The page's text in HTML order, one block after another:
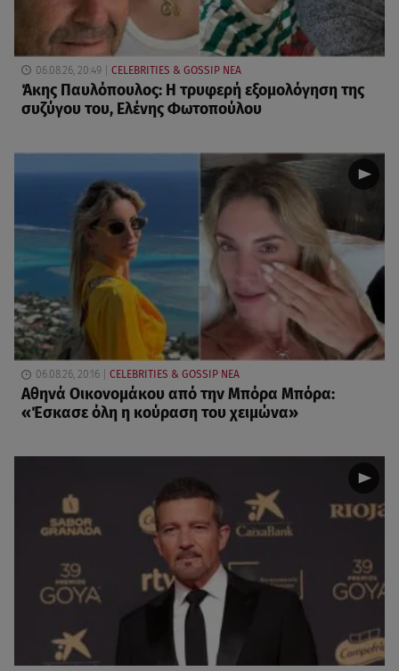
06.08.26, 20:49 CELEBRITIES & GOSSIP ΝΕΑ
Άκης Παυλόπουλος: Η τρυφερή εξομολόγηση της
συζύγου του, Ελένης Φωτοπούλου
06.08.26, 20:16 CELEBRITIES & GOSSIP ΝΕΑ
Αθηνά Οικονομάκου από την Μπόρα Μπόρα:
«Έσκασε όλη η κούραση του χειμώνα»